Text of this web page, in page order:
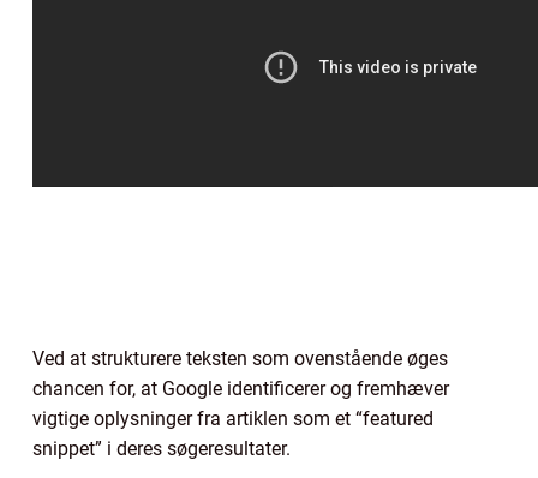
Ved at strukturere teksten som ovenstående øges
chancen for, at Google identificerer og fremhæver
vigtige oplysninger fra artiklen som et “featured
snippet” i deres søgeresultater.